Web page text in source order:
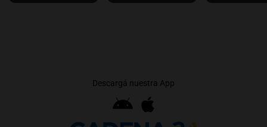
Descargá nuestra App